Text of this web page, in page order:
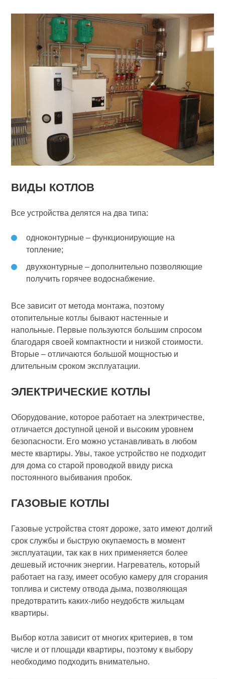
ВИДЫ КОТЛОВ
Все устройства делятся на два типа:
одноконтурные – функционирующие на
топление;
двухконтурные – дополнительно позволяющие
получить горячее водоснабжение.
Все зависит от метода монтажа, поэтому
отопительные котлы бывают настенные и
напольные. Первые пользуются большим спросом
благодаря своей компактности и низкой стоимости.
Вторые – отличаются большой мощностью и
длительным сроком эксплуатации.
ЭЛЕКТРИЧЕСКИЕ КОТЛЫ
Оборудование, которое работает на электричестве,
отличается доступной ценой и высоким уровнем
безопасности. Его можно устанавливать в любом
месте квартиры. Увы, такое устройство не подходит
для дома со старой проводкой ввиду риска
постоянного выбивания пробок.
ГАЗОВЫЕ КОТЛЫ
Газовые устройства стоят дороже, зато имеют долгий
срок службы и быструю окупаемость в момент
эксплуатации, так как в них применяется более
дешевый источник энергии. Нагреватель, который
работает на газу, имеет особую камеру для сгорания
топлива и систему отвода дыма, позволяющая
предотвратить каких-либо неудобств жильцам
квартиры.
Выбор котла зависит от многих критериев, в том
числе и от площади квартиры, поэтому к выбору
необходимо подходить внимательно.